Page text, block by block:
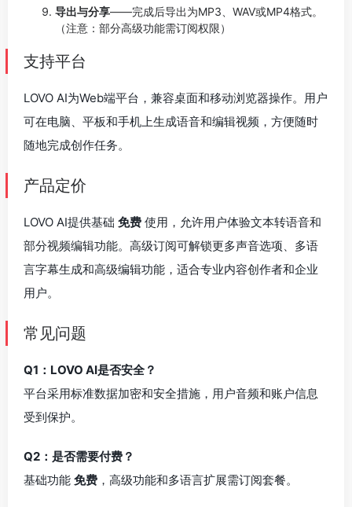
导出与分享——完成后导出为MP3、WAV或MP4格式。
（注意：部分高级功能需订阅权限）
支持平台
LOVO AI为Web端平台，兼容桌面和移动浏览器操作。用户
可在电脑、平板和手机上生成语音和编辑视频，方便随时
随地完成创作任务。
产品定价
LOVO AI提供基础 免费 使用，允许用户体验文本转语音和
部分视频编辑功能。高级订阅可解锁更多声音选项、多语
言字幕生成和高级编辑功能，适合专业内容创作者和企业
用户。
常见问题
Q1：LOVO AI是否安全？
平台采用标准数据加密和安全措施，用户音频和账户信息
受到保护。
Q2：是否需要付费？
基础功能 免费 ，高级功能和多语言扩展需订阅套餐。